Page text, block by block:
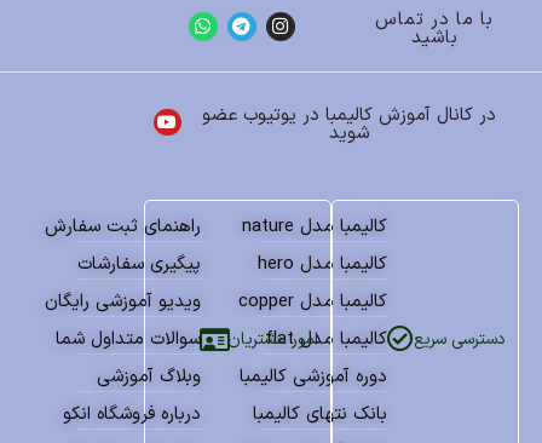
با ما در تماس
باشید
در کانال آموزش کالیمبا در یوتیوب عضو
شوید
دسترسی سریع
کالیمبا مدل nature
کالیمبا مدل hero
کالیمبا مدل copper
کالیمبا مدل flat
دوره آموزشی کالیمبا
بانک نتهای کالیمبا
امور مشتریان
راهنمای ثبت سفارش
پیگیری سفارشات
ویدیو آموزشی رایگان
سوالات متداول شما
وبلاگ آموزشی
درباره فروشگاه انکو